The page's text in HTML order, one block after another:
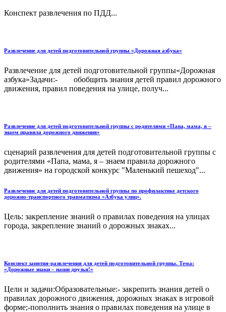
Конспект развлечения по ПДД...
Развлечение для детей подготовительной группы «Дорожная азбука»
Развлечение для детей подготовительной группы«Дорожная
азбука»Задачи:- обобщить знания детей правил дорожного
движения, правил поведения на улице, получ...
Развлечение для детей подготовительной группы с родителями «Папа, мама, я –
знаем правила дорожного движения»
сценарий развлечения для детей подготовительной группы с
родителями «Папа, мама, я – знаем правила дорожного
движения» на городской конкурс "Маленький пешеход"...
Развлечение для детей подготовительной группы по профилактике детского
дорожно-транспортного травматизма «Азбука улиц».
Цель: закрепление знаний о правилах поведения на улицах
города, закрепление знаний о дорожных знаках...
Конспект занятия-развлечения для детей подготовительной группы. Тема:
«Дорожные знаки – наши друзья!»
Цели и задачи:Образовательные:- закрепить знания детей о
правилах дорожного движения, дорожных знаках в игровой
форме;-пополнить знания о правилах поведения на улице в